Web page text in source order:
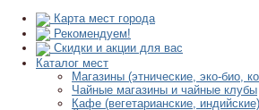
Карта мест города
Рекомендуем!
Скидки и акции для вас
Каталог мест
Магазины (этнические, эко-био,
Чайные магазины и чайные клубы
Кафе (вегетарианские, индийские)